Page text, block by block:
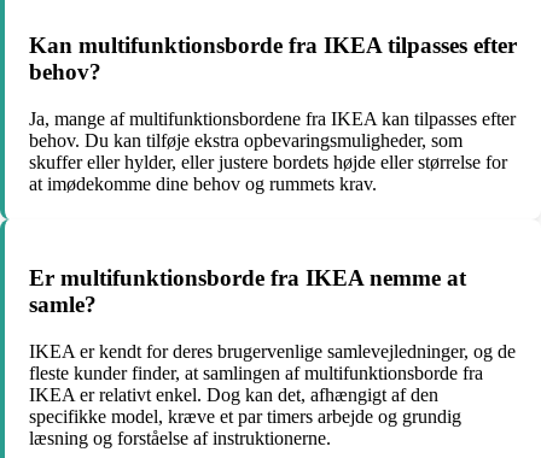
Kan multifunktionsborde fra IKEA tilpasses efter
behov?
Ja, mange af multifunktionsbordene fra IKEA kan tilpasses efter
behov. Du kan tilføje ekstra opbevaringsmuligheder, som
skuffer eller hylder, eller justere bordets højde eller størrelse for
at imødekomme dine behov og rummets krav.
Er multifunktionsborde fra IKEA nemme at
samle?
IKEA er kendt for deres brugervenlige samlevejledninger, og de
fleste kunder finder, at samlingen af multifunktionsborde fra
IKEA er relativt enkel. Dog kan det, afhængigt af den
specifikke model, kræve et par timers arbejde og grundig
læsning og forståelse af instruktionerne.